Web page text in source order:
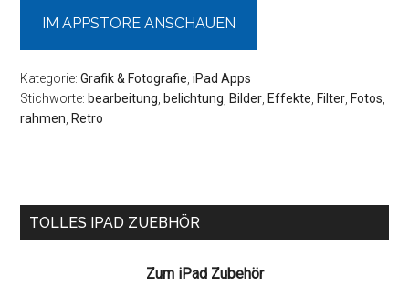
IM APPSTORE ANSCHAUEN
Kategorie:Grafik & Fotografie ,iPad Apps
Stichworte: bearbeitung belichtung Bilder Effekte Filter Fotos
rahmen Retro
Seitenspalte
TOLLES IPAD ZUEBHÖR
Zum iPad Zubehör